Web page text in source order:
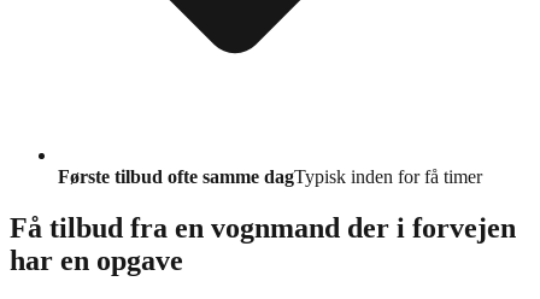
Første tilbud ofte samme dagTypisk inden for få timer
Få tilbud fra en vognmand der i forvejen
har en opgave